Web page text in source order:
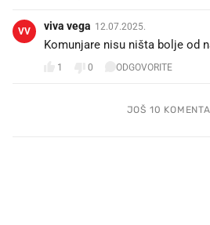
VV viva vega 12.07.2025.
Komunjare nisu ništa bolje od
1 0 ODGOVORITE
JOŠ 10